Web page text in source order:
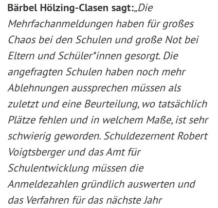
Bärbel Hölzing-Clasen sagt:„Die
Mehrfachanmeldungen haben für großes
Chaos bei den Schulen und große Not bei
Eltern und Schüler*innen gesorgt. Die
angefragten Schulen haben noch mehr
Ablehnungen aussprechen müssen als
zuletzt und eine Beurteilung, wo tatsächlich
Plätze fehlen und in welchem Maße, ist sehr
schwierig geworden. Schuldezernent Robert
Voigtsberger und das Amt für
Schulentwicklung müssen die
Anmeldezahlen gründlich auswerten und
das Verfahren für das nächste Jahr